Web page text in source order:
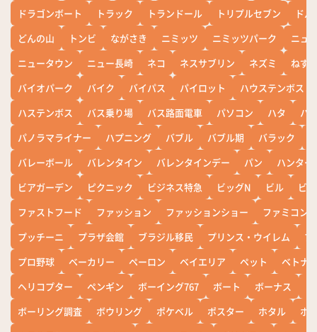
ドラゴンボート
トラック トランドール トリプルセブン
ド
どんの山
トンビ ながさき ニミッツ ニミッツパーク
ニュ
ニュータウン
ニュー長崎 ネコ ネスサブリン ネズミ
ねず
バイオパーク
バイク バイパス パイロット
ハウステンボス
ハステンボス
バス乗り場 バス路面電車 パソコン ハタ
ハ
パノラマライナー
ハプニング バブル バブル期 バラック
バレーボール
バレンタイン バレンタインデー パン
ハンター
ビアガーデン
ピクニック ビジネス特急 ビッグN ビル
ビワ
ファストフード
ファッション ファッションショー
ファミコン
プッチーニ
プラザ会館 ブラジル移民 プリンス・ウイレム
ブ
プロ野球
ベーカリー ペーロン ベイエリア ペット
ベトナ
ヘリコプター
ペンギン ボーイング767 ボート ボーナス
ボーリング調査
ボウリング ポケベル ポスター ホタル
ホ